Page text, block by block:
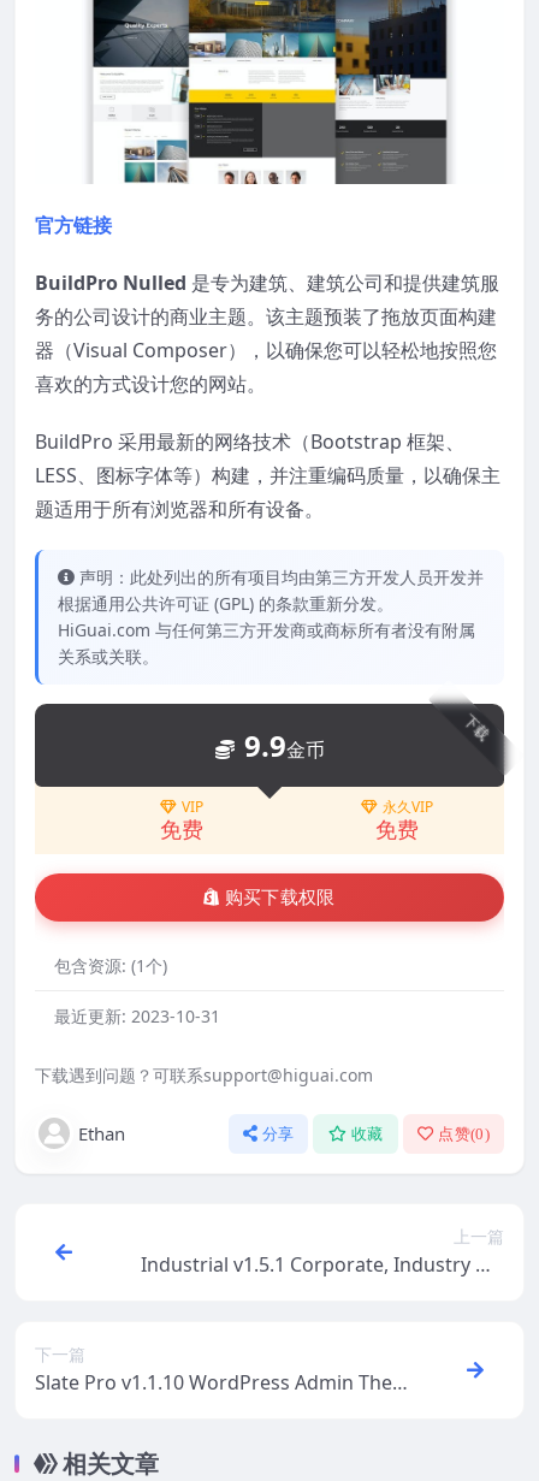
官方链接
BuildPro Nulled 是专为建筑、建筑公司和提供建筑服
务的公司设计的商业主题。该主题预装了拖放页面构建
器（Visual Composer），以确保您可以轻松地按照您
喜欢的方式设计您的网站。
BuildPro 采用最新的网络技术（Bootstrap 框架、
LESS、图标字体等）构建，并注重编码质量，以确保主
题适用于所有浏览器和所有设备。
声明：此处列出的所有项目均由第三方开发人员开发并
根据通用公共许可证 (GPL) 的条款重新分发。
HiGuai.com 与任何第三方开发商或商标所有者没有附属
关系或关联。
下载
9.9金币
VIP
免费
永久VIP
免费
购买下载权限
包含资源: (1个)
最近更新: 2023-10-31
下载遇到问题？可联系support@higuai.com
Ethan 分享 收藏 点赞(0)
上一篇
Industrial v1.5.1 Corporate, Industry & F
下一篇
Slate Pro v1.1.10 WordPress Admin The
相关文章